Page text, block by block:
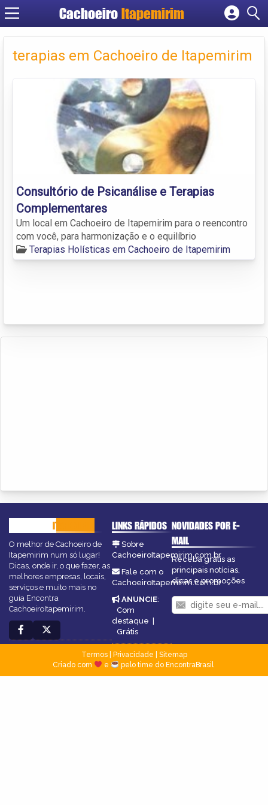
Cachoeiro Itapemirim
Cadastrar empresa
Criar conta
terapias em Cachoeiro de Itapemirim
Consultório de Psicanálise e Terapias
Complementares
Um local em Cachoeiro de Itapemirim para o reencontro
com você, para harmonização e o equilíbrio
Terapias Holísticas em Cachoeiro de Itapemirim
ITAPEMIRIM
O melhor de Cachoeiro de
Itapemirim num só lugar!
Dicas, onde ir, o que fazer, as
melhores empresas, locais,
serviços e muito mais no
guia Encontra
CachoeiroItapemirim.
LINKS RÁPIDOS
Sobre
CachoeiroItapemirim.com.br
Fale com o
CachoeiroItapemirim.com.br
ANUNCIE:
Com
destaque |
Grátis
NOVIDADES POR E-
MAIL
Receba grátis as
principais notícias,
dicas e promoções
Termos| Privacidade
Sitemap
Criado com
e pelo time do EncontraBrasil